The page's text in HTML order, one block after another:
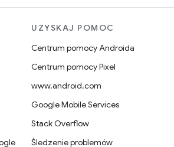
UZYSKAJ POMOC
Centrum pomocy Androida
Centrum pomocy Pixel
www.android.com
Google Mobile Services
Stack Overflow
Śledzenie problemów